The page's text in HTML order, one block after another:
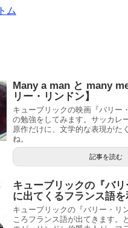
トム
Many a man と many
リー・リンドン】
キューブリックの映画『バリー
の勉強をしてみます。サッカレ
原作だけに、文学的な表現がた
ね。
記事を読む
キューブリックの『バリ
に出てくるフランス語
キューブリックの『バリー・リ
ころフランス語が出てきます。